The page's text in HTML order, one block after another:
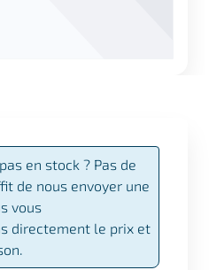
en stock ? Pas de
de nous envoyer une
vous
directement le prix et